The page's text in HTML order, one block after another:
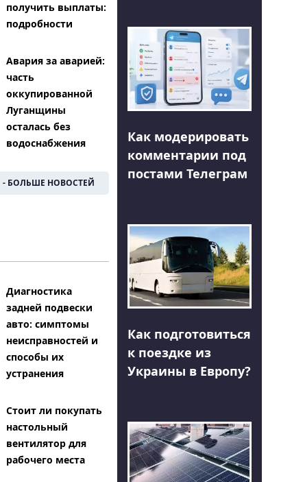
получить выплаты:
подробности
Авария за аварией:
часть
оккупированной
Луганщины
осталась без
водоснабжения
- БОЛЬШЕ НОВОСТЕЙ
Диагностика
задней подвески
авто: симптомы
неисправностей и
способы их
устранения
Стоит ли покупать
настольный
вентилятор для
рабочего места
Как модерировать
комментарии под
постами Телеграм
Как подготовиться
к поездке из
Украины в Европу?